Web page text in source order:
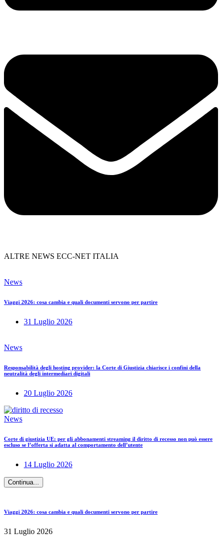
ALTRE NEWS ECC-NET ITALIA
News
Viaggi 2026: cosa cambia e quali documenti servono per partire
31 Luglio 2026
News
Responsabilità degli hosting provider: la Corte di Giustizia chiarisce i confini della
neutralità degli intermediari digitali
20 Luglio 2026
News
Corte di giustizia UE: per gli abbonamenti streaming il diritto di recesso non può essere
escluso se l’offerta si adatta al comportamento dell’utente
14 Luglio 2026
Continua...
Viaggi 2026: cosa cambia e quali documenti servono per partire
31 Luglio 2026